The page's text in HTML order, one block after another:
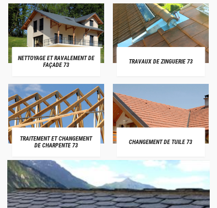
NETTOYAGE ET RAVALEMENT DE
FAÇADE 73
TRAVAUX DE ZINGUERIE 73
TRAITEMENT ET CHANGEMENT
DE CHARPENTE 73
CHANGEMENT DE TUILE 73